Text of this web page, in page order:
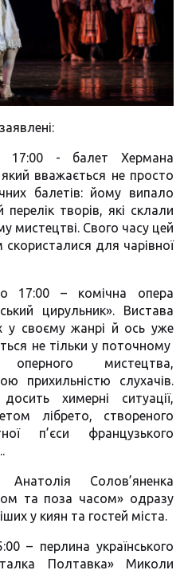
17:00 - балет Хермана
вважається не просто
балетів: йому випало
творів, які склали
мистецтві. Свого часу цей
скористалися для ча­рівної
17:00 – комічна опера
цирульник». Вистава
у своєму жанрі й ось уже
не тільки у поточному
оперного мистецтва,
прихильністю слухачів.
химерні ситуації,
лібрето, створеного
п’єси французького
Солов’яненка
та поза часом» одразу
у киян та гостей міста.
– перлина українського
Полтавка» Миколи